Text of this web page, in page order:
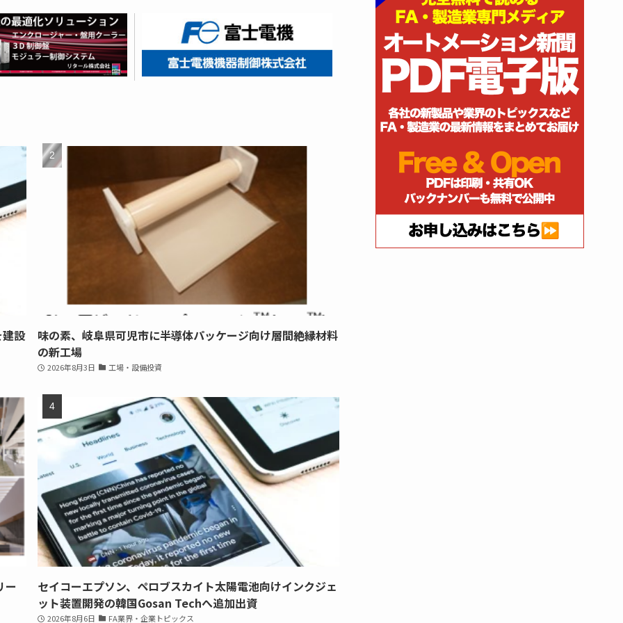
設
味の素、岐阜県可児市に半導体パッケージ向け層間絶縁材料
の新工場
2026年8月3日 工場・設備投資
ー
セイコーエプソン、ペロブスカイト太陽電池向けインクジェ
ット装置開発の韓国Gosan Techへ追加出資
2026年8月6日 FA業界・企業トピックス